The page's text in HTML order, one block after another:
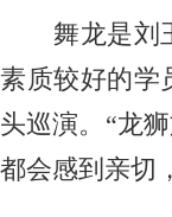
舞龙是刘玉
素质较好的学
头巡演。“龙
都会感到亲切